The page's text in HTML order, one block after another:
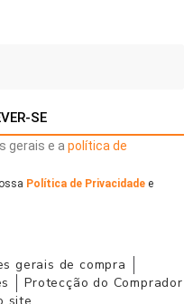
SE
gerais e a política de
Política de Privacidade e
gerais de compra
Protecção do Comprador
site